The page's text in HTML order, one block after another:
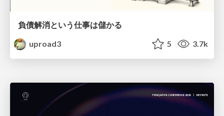
負債解消という仕事は儲かる
uproad3
5 3.7k